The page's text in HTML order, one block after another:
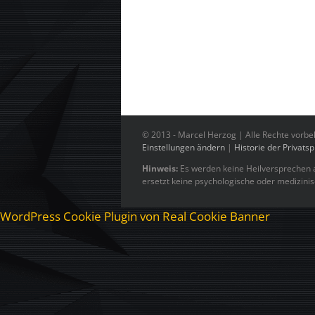
© 2013 - Marcel Herzog | Alle Rechte
Einstellungen ändern | Historie der
Hinweis: Es werden keine
ersetzt keine psychologische oder
WordPress Cookie Plugin von Real Cookie Banner